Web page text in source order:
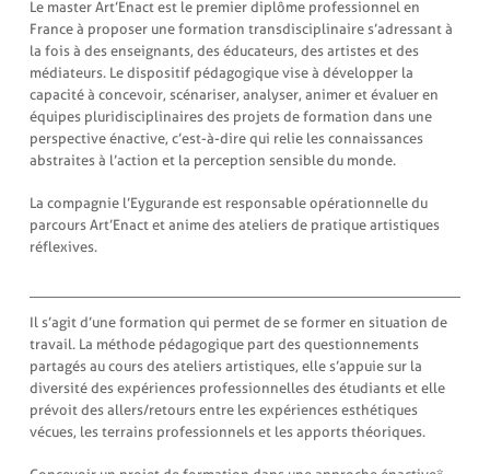
Le master Art’Enact est le premier diplôme professionnel en
France à proposer une formation transdisciplinaire s’adressant à
la fois à des enseignants, des éducateurs, des artistes et des
médiateurs. Le dispositif pédagogique vise à développer la
capacité à concevoir, scénariser, analyser, animer et évaluer en
équipes pluridisciplinaires des projets de formation dans une
perspective énactive, c’est-à-dire qui relie les connaissances
abstraites à l’action et la perception sensible du monde.
La compagnie l’Eygurande est responsable opérationnelle du
parcours Art’Enact et anime des ateliers de pratique artistiques
réflexives.
Il s’agit d’une formation qui permet de se former en situation de
travail. La méthode pédagogique part des questionnements
partagés au cours des ateliers artistiques, elle s’appuie sur la
diversité des expériences professionnelles des étudiants et elle
prévoit des allers/retours entre les expériences esthétiques
vécues, les terrains professionnels et les apports théoriques.